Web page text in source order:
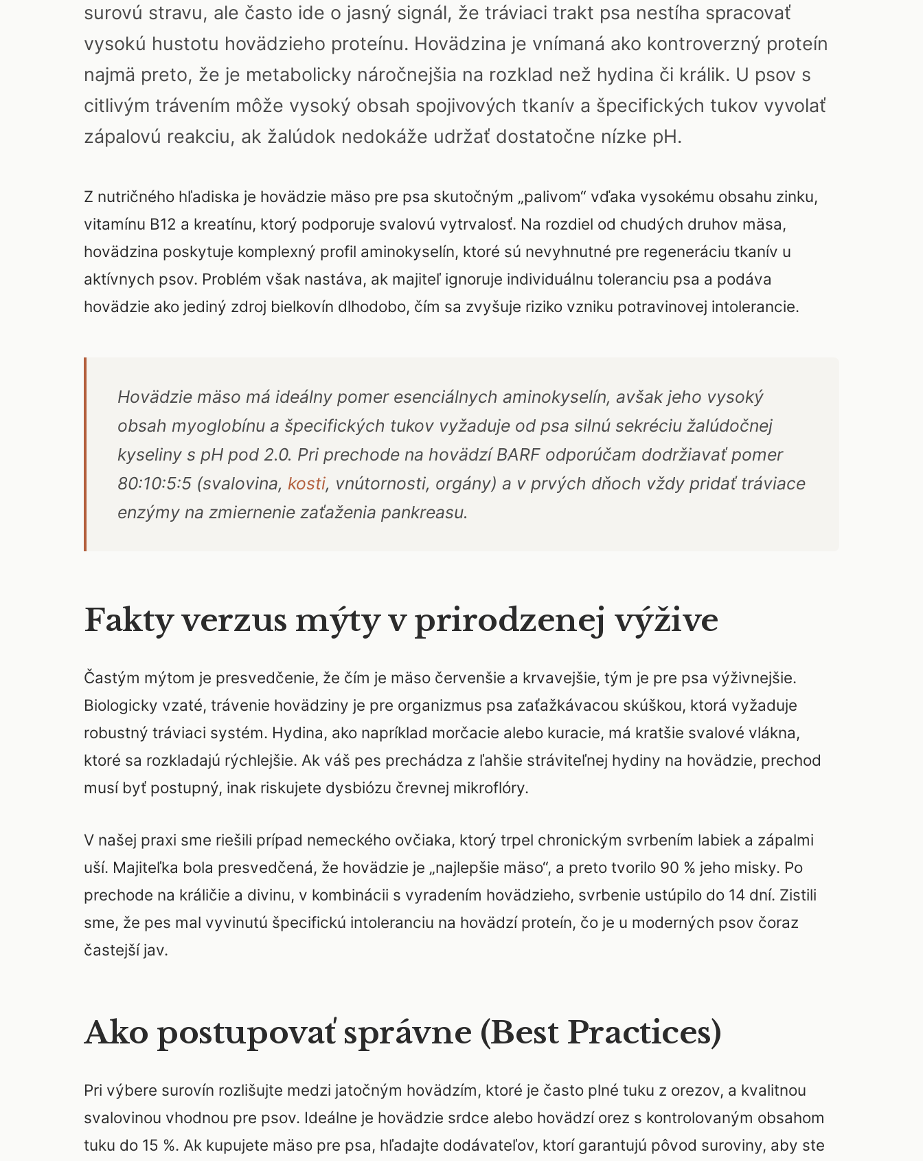
surovú stravu, ale často ide o jasný signál, že tráviaci trakt psa nestíha spracovať
vysokú hustotu hovädzieho proteínu. Hovädzina je vnímaná ako kontroverzný proteín
najmä preto, že je metabolicky náročnejšia na rozklad než hydina či králik. U psov s
citlivým trávením môže vysoký obsah spojivových tkanív a špecifických tukov vyvolať
zápalovú reakciu, ak žalúdok nedokáže udržať dostatočne nízke pH.
Z nutričného hľadiska je hovädzie mäso pre psa skutočným „palivom“ vďaka vysokému obsahu zinku,
vitamínu B12 a kreatínu, ktorý podporuje svalovú vytrvalosť. Na rozdiel od chudých druhov mäsa,
hovädzina poskytuje komplexný profil aminokyselín, ktoré sú nevyhnutné pre regeneráciu tkanív u
aktívnych psov. Problém však nastáva, ak majiteľ ignoruje individuálnu toleranciu psa a podáva
hovädzie ako jediný zdroj bielkovín dlhodobo, čím sa zvyšuje riziko vzniku potravinovej intolerancie.
Hovädzie mäso má ideálny pomer esenciálnych aminokyselín, avšak jeho vysoký
obsah myoglobínu a špecifických tukov vyžaduje od psa silnú sekréciu žalúdočnej
kyseliny s pH pod 2.0. Pri prechode na hovädzí BARF odporúčam dodržiavať pomer
80:10:5:5 (svalovina, kosti, vnútornosti, orgány) a v prvých dňoch vždy pridať tráviace
enzýmy na zmiernenie zaťaženia pankreasu.
Fakty verzus mýty v prirodzenej výžive
Častým mýtom je presvedčenie, že čím je mäso červenšie a krvavejšie, tým je pre psa výživnejšie.
Biologicky vzaté, trávenie hovädziny je pre organizmus psa zaťažkávacou skúškou, ktorá vyžaduje
robustný tráviaci systém. Hydina, ako napríklad morčacie alebo kuracie, má kratšie svalové vlákna,
ktoré sa rozkladajú rýchlejšie. Ak váš pes prechádza z ľahšie stráviteľnej hydiny na hovädzie, prechod
musí byť postupný, inak riskujete dysbiózu črevnej mikroflóry.
V našej praxi sme riešili prípad nemeckého ovčiaka, ktorý trpel chronickým svrbením labiek a zápalmi
uší. Majiteľka bola presvedčená, že hovädzie je „najlepšie mäso“, a preto tvorilo 90 % jeho misky. Po
prechode na králičie a divinu, v kombinácii s vyradením hovädzieho, svrbenie ustúpilo do 14 dní. Zistili
sme, že pes mal vyvinutú špecifickú intoleranciu na hovädzí proteín, čo je u moderných psov čoraz
častejší jav.
Ako postupovať správne (Best Practices)
Pri výbere surovín rozlišujte medzi jatočným hovädzím, ktoré je často plné tuku z orezov, a kvalitnou
svalovinou vhodnou pre psov. Ideálne je hovädzie srdce alebo hovädzí orez s kontrolovaným obsahom
tuku do 15 %. Ak kupujete mäso pre psa, hľadajte dodávateľov, ktorí garantujú pôvod suroviny, aby ste